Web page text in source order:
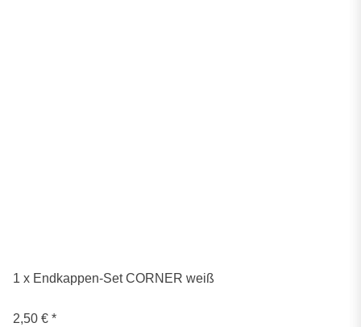
1 x Endkappen-Set CORNER weiß
2,50 € *